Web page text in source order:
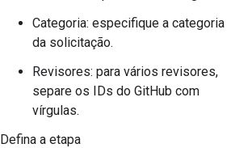
Categoria: especifique a categoria
da solicitação.
Revisores: para vários revisores,
separe os IDs do GitHub com
vírgulas.
Defina a etapa